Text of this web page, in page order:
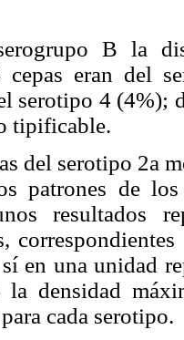
B la
cepas eran del
serotipo 4 (4%);
tipificable.
del serotipo 2a
patrones de
resultados
en una unidad
la densidad
cada serotipo.